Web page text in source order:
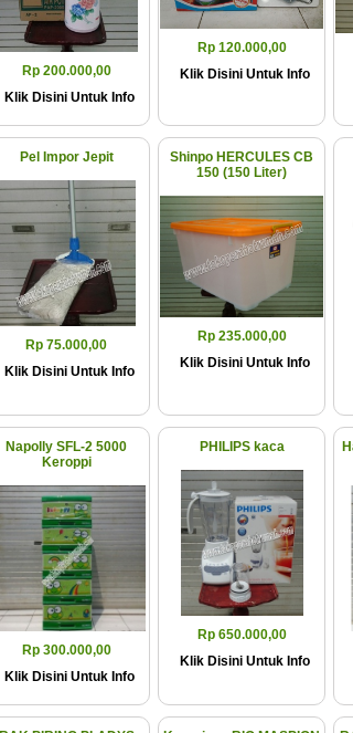
Rp 200.000,00
Klik Disini Untuk Info
Rp 120.000,00
Klik Disini Untuk Info
Pel Impor Jepit
Rp 75.000,00
Klik Disini Untuk Info
Shinpo HERCULES CB
150 (150 Liter)
Rp 235.000,00
Klik Disini Untuk Info
Napolly SFL-2 5000
Keroppi
Rp 300.000,00
Klik Disini Untuk Info
PHILIPS kaca
Rp 650.000,00
Klik Disini Untuk Info